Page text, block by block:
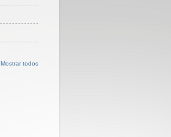
Mostrar todos